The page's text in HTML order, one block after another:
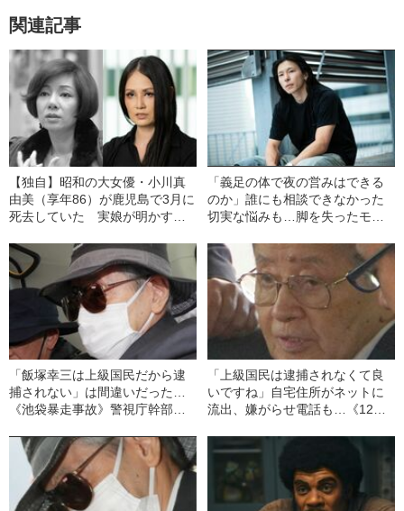
関連記事
【独自】昭和の大女優・小川真
由美（享年86）が鹿児島で3月に
死去していた 実娘が明かす
「義足の体で夜の営みはできる
のか」誰にも相談できなかった
切実な悩みも…脚を失ったモデ
運がいい」と言えるワケ
「飯塚幸三は上級国民だから逮
捕されない」は間違いだった…
《池袋暴走事故》警視庁幹部が
も逮捕を見送った理由
「上級国民は逮捕されなくて良
いですね」自宅住所がネットに
流出、嫌がらせ電話も…《12人
の長男が直面した「加害者家族
への暴力」